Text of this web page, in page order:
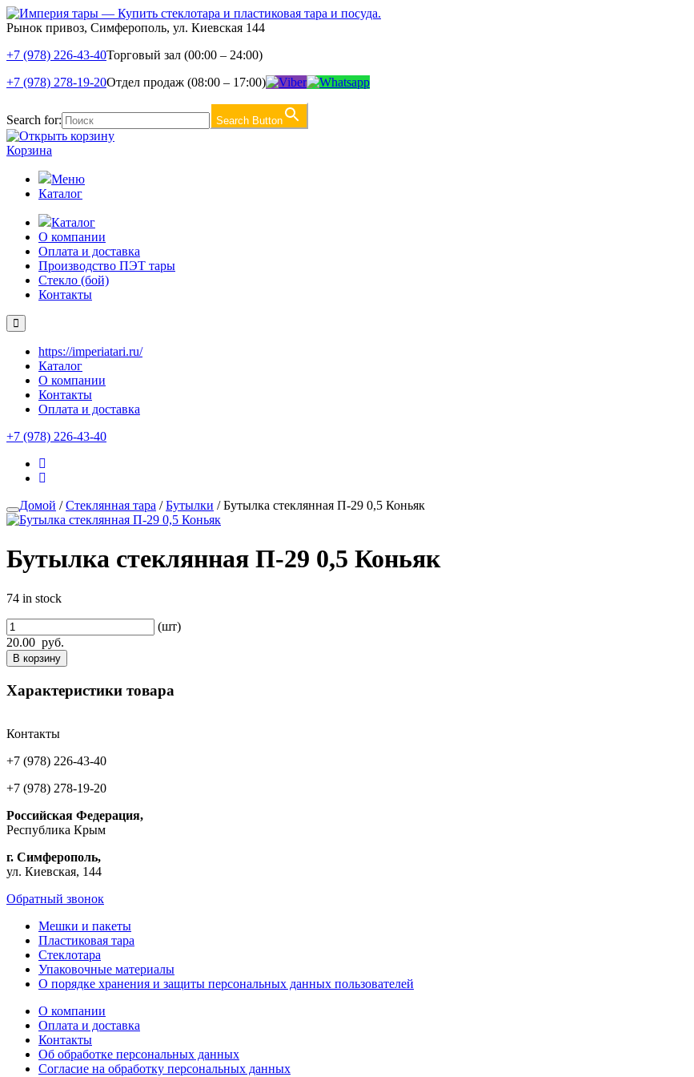
Рынок привоз, Симферополь, ул. Киевская 144
+7 (978) 226-43-40Торговый зал (00:00 – 24:00)
+7 (978) 278-19-20Отдел продаж (08:00 – 17:00)
Search for: Search Button
Корзина
Меню
Каталог
Каталог
О компании
Оплата и доставка
Производство ПЭТ тары
Стекло (бой)
Контакты
https://imperiatari.ru/
Каталог
О компании
Контакты
Оплата и доставка
+7 (978) 226-43-40
Домой /Стеклянная тара /Бутылки / Бутылка стеклянная П-29 0,5 Коньяк
Бутылка стеклянная П-29 0,5 Коньяк
74 in stock
(шт)
20.00 руб.
В корзину
Характеристики товара
Контакты
+7 (978) 226-43-40
+7 (978) 278-19-20
Российская Федерация,
Республика Крым
г. Симферополь,
ул. Киевская, 144
Обратный звонок
Мешки и пакеты
Пластиковая тара
Стеклотара
Упаковочные материалы
О порядке хранения и защиты персональных данных пользователей
О компании
Оплата и доставка
Контакты
Об обработке персональных данных
Согласие на обработку персональных данных